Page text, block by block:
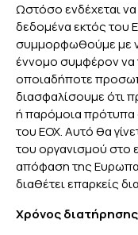
Ωστόσο ενδέχεται
δεδομένα εκτός του
συμμορφωθούμε με
έννομο συμφέρον να
οποιαδήποτε
διασφαλίσουμε ότι
ή παρόμοια πρότυπα
του ΕΟΧ. Αυτό θα
του οργανισμού στο
απόφαση της
διαθέτει επαρκείς
Χρόνος